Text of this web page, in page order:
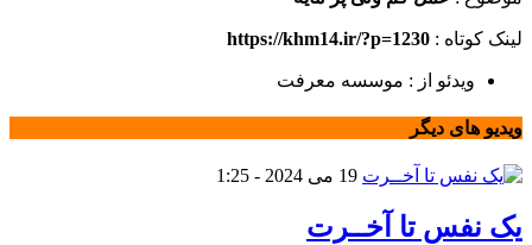
لینک کوتاه : https://khm14.ir/?p=1230
ویدئو از : موسسه معرفت
ویدیو های دیگر
19 می 2024 - 1:25
یک نفس تا آخــرت